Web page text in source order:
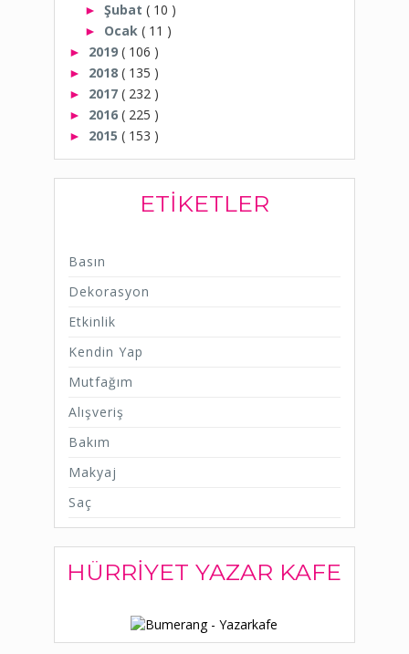
► Şubat ( 10 )
► Ocak ( 11 )
► 2019 ( 106 )
► 2018 ( 135 )
► 2017 ( 232 )
► 2016 ( 225 )
► 2015 ( 153 )
ETIKETLER
Basın
Dekorasyon
Etkinlik
Kendin Yap
Mutfağım
Alışveriş
Bakım
Makyaj
Saç
HÜRRIYET YAZAR KAFE